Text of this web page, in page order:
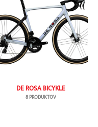
DE ROSA BICYKLE
8 PRODUKTOV